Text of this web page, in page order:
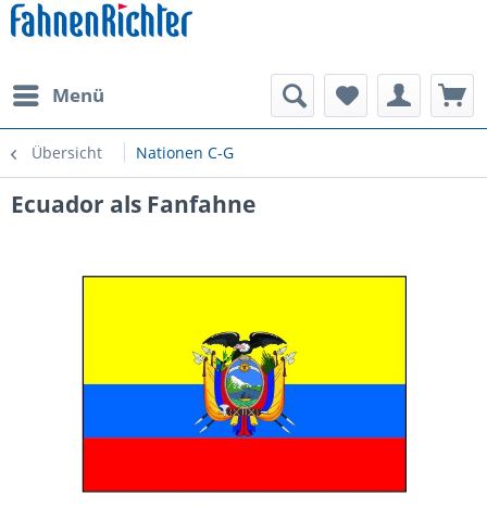
Menü
Übersicht Nationen C-G
Ecuador als Fanfahne